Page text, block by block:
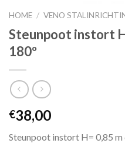
HOME / VENO
Steunpoot instort
180º
€38,00
Steunpoot instort H= 0,85